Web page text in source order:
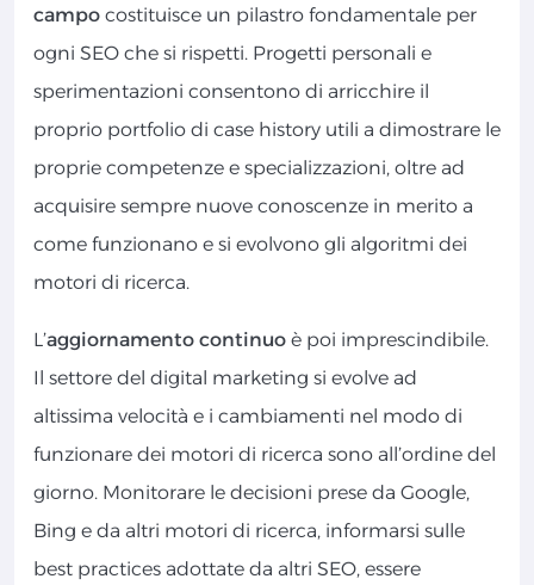
campo costituisce un pilastro fondamentale per
ogni SEO che si rispetti. Progetti personali e
sperimentazioni consentono di arricchire il
proprio portfolio di case history utili a dimostrare le
proprie competenze e specializzazioni, oltre ad
acquisire sempre nuove conoscenze in merito a
come funzionano e si evolvono gli algoritmi dei
motori di ricerca.
L’aggiornamento continuo è poi imprescindibile.
Il settore del digital marketing si evolve ad
altissima velocità e i cambiamenti nel modo di
funzionare dei motori di ricerca sono all’ordine del
giorno. Monitorare le decisioni prese da Google,
Bing e da altri motori di ricerca, informarsi sulle
best practices adottate da altri SEO, essere